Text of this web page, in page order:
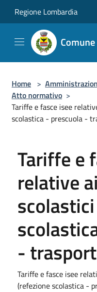
Regione Lombardia
Home >
Atto normativo >
Tariffe e fasce isee
scolastica - prescuola -
Tariffe e
relative
-
Tariffe e fasce isee
(refezione scolastica -